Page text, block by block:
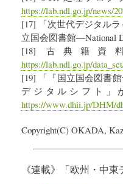
https://lab.ndl.go.jp/news/
[17] 「次世代デジタル
立国会図書館―National
[18] 古典籍資
https://lab.ndl.go.jp/
[19] 「『国立国会図書
デジタルシフト」
https://www.dhii.jp/DHM/
Copyright(C) OKADA,
《連載》「欧州・中東